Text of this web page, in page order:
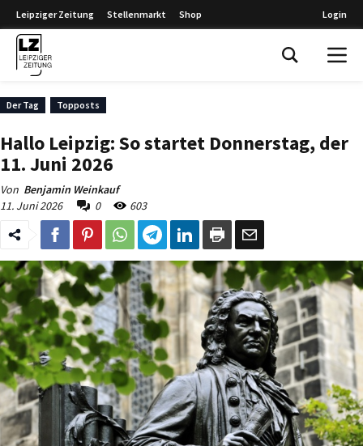
Leipziger Zeitung Stellenmarkt Shop Login
Der Tag Topposts
Hallo Leipzig: So startet Donnerstag, der
11. Juni 2026
Von Benjamin Weinkauf
11. Juni 2026
0 603